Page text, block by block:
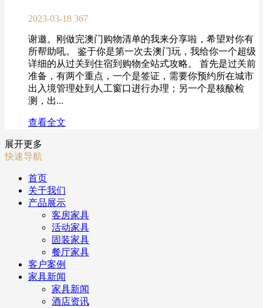
2023-03-18 367
谢邀。刚做完澳门购物清单的我来分享啦，希望对你有
所帮助吼。 鉴于你是第一次去澳门玩，我给你一个超级
详细的从过关到住宿到购物全站式攻略。 首先是过关前
准备，有两个重点，一个是签证，需要你预约所在城市
出入境管理处到人工窗口进行办理；另一个是核酸检
测，出...
查看全文
展开更多
快速导航
首页
关于我们
产品展示
客房家具
活动家具
固装家具
餐厅家具
客户案例
家具新闻
家具新闻
酒店资讯